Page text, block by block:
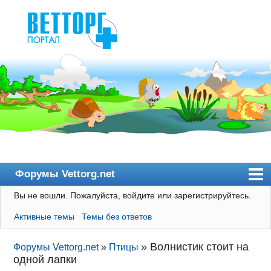
Форумы Vettorg.net
Главная
Пользователи
Правила
Поиск
Вы не вошли. Пожалуйста, войдите или зарегистрируйтесь.
Активные темы Темы без ответов
Форумы Vettorg.net » Птицы » Волнистик стоит на
одной лапки